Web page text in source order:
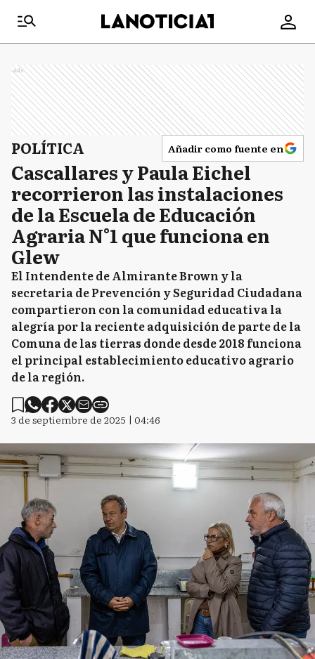
Ads
POLÍTICA Añadir como fuente en
Cascallares y Paula Eichel
recorrieron las instalaciones
de la Escuela de Educación
Agraria N°1 que funciona en
Glew
El Intendente de Almirante Brown y la
secretaria de Prevención y Seguridad Ciudadana
compartieron con la comunidad educativa la
alegría por la reciente adquisición de parte de la
Comuna de las tierras donde desde 2018 funciona
el principal establecimiento educativo agrario
de la región.
3 de septiembre de 2025 | 04:46